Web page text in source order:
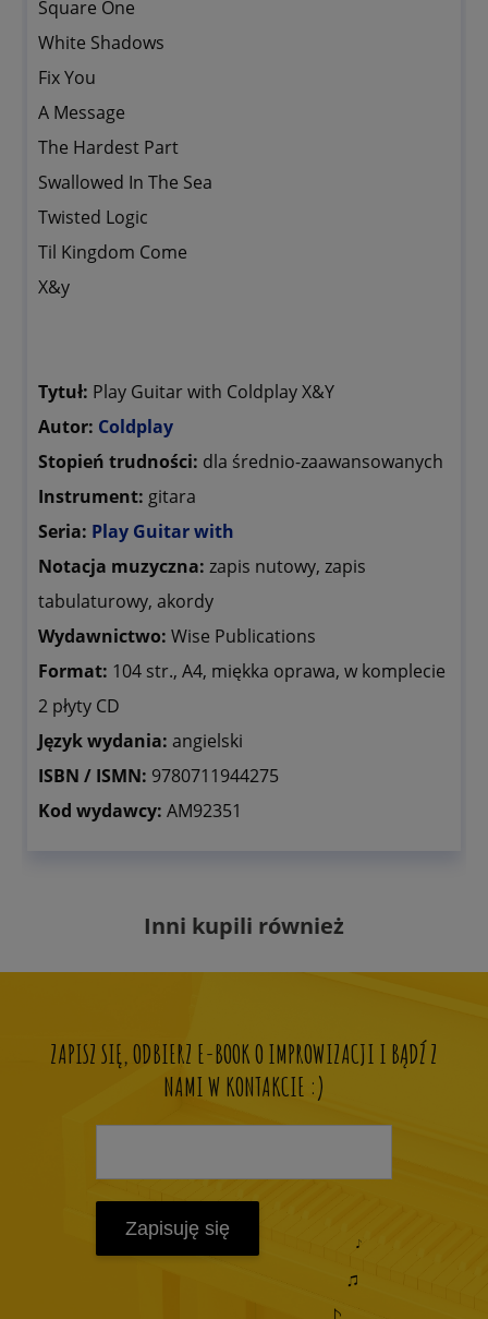
Square One
White Shadows
Fix You
A Message
The Hardest Part
Swallowed In The Sea
Twisted Logic
Til Kingdom Come
X&y
Tytuł: Play Guitar with Coldplay X&Y
Autor: Coldplay
Stopień trudności: dla średnio-zaawansowanych
Instrument: gitara
Seria: Play Guitar with
Notacja muzyczna: zapis nutowy, zapis
tabulaturowy, akordy
Wydawnictwo: Wise Publications
Format: 104 str., A4, miękka oprawa, w komplecie
2 płyty CD
Język wydania: angielski
ISBN / ISMN: 9780711944275
Kod wydawcy: AM92351
Inni kupili również
ZAPISZ SIĘ, ODBIERZ E-BOOK O IMPROWIZACJI I BĄDŹ Z
NAMI W KONTAKCIE :)
Zapisuję się